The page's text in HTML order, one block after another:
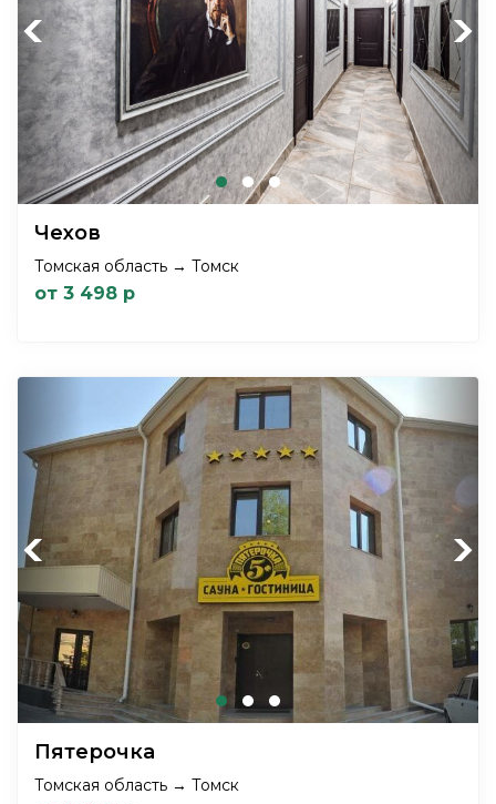
Previous Next
Чехов
Томская область → Томск
от 3 498 р
Previous Next
Пятерочка
Томская область → Томск